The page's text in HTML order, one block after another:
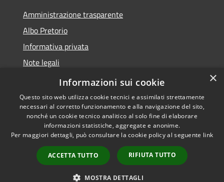
Amministrazione trasparente
Albo Pretorio
Informativa privata
Note legali
Dichiarazione di accessibilità
Accessibilità
Copyright © 2026 • Comune di
Platania • Powered by
Municipium•
Accesso
redazione
×
Informazioni sui cookie
Questo sito web utilizza cookie tecnici e assimilati strettamente
necessari al corretto funzionamento e alla navigazione del sito,
nonché un cookie tecnico analitico al solo fine di elaborare
informazioni statistiche, aggregate e anonime.
Per maggiori dettagli, può consultare la cookie policy al seguente link
ACCETTA TUTTO RIFIUTA TUTTO
MOSTRA DETTAGLI